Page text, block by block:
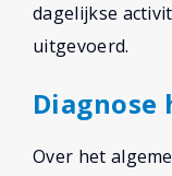
dagelijkse
uitgevoerd.
Diagnose
Over het